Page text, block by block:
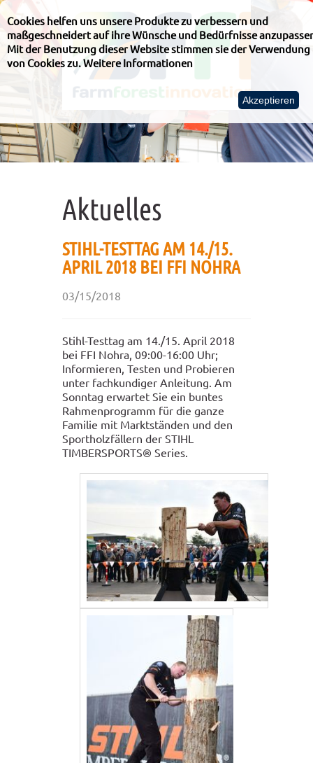
Cookies helfen uns unsere Produkte zu verbessern und
maßgeschneidert auf ihre Wünsche und Bedürfnisse
Mit der Benutzung dieser Website stimmen sie der Verwendung
von Cookies zu.Weitere Informationen
Akzeptieren
Aktuelles
STIHL-TESTTAG AM 14./15.
APRIL 2018 BEI FFI NOHRA
03/15/2018
Stihl-Testtag am 14./15. April 2018
bei FFI Nohra, 09:00-16:00 Uhr;
Informieren, Testen und Probieren
unter fachkundiger Anleitung. Am
Sonntag erwartet Sie ein buntes
Rahmenprogramm für die ganze
Familie mit Marktständen und den
Sportholzfällern der STIHL
TIMBERSPORTS® Series.